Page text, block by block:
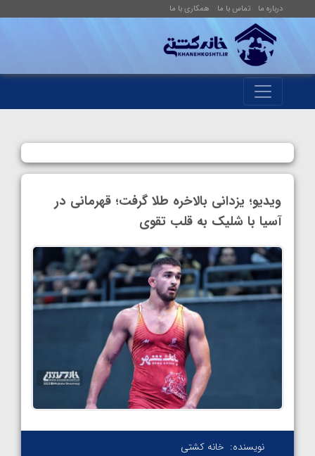
درباره ما تماس با ما همکاری با ما
ویدیو؛ یزدانی بالاخره طلا گرفت؛ قهرمانی در
آسیا با شلیک به قلب تقوی
نویسنده: خانه کشتی